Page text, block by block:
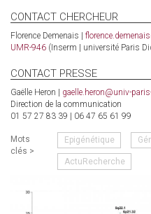
CONTACT CHERCHEUR
Florence Demenais |
UMR-946 (Inserm | université Paris
CONTACT PRESSE
Gaëlle Heron | gaelle.heron@univ-
Direction de la communication
01 57 27 83 39 | 06 47 65 61 99
Mots
clés >
Epigénétique
ActuRecherche